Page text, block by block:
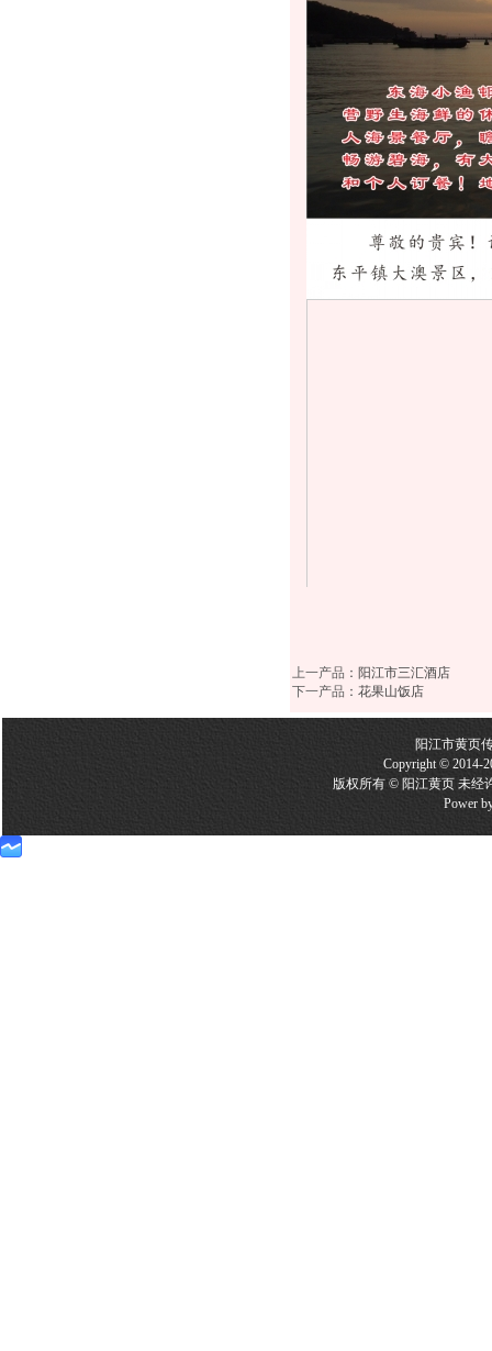
上一产品 ： 阳江市三汇酒店
下一产品 ： 花果山饭店
阳江市黄页
Copyright © 2014-
版权所有 © 阳江黄页 未经
Power